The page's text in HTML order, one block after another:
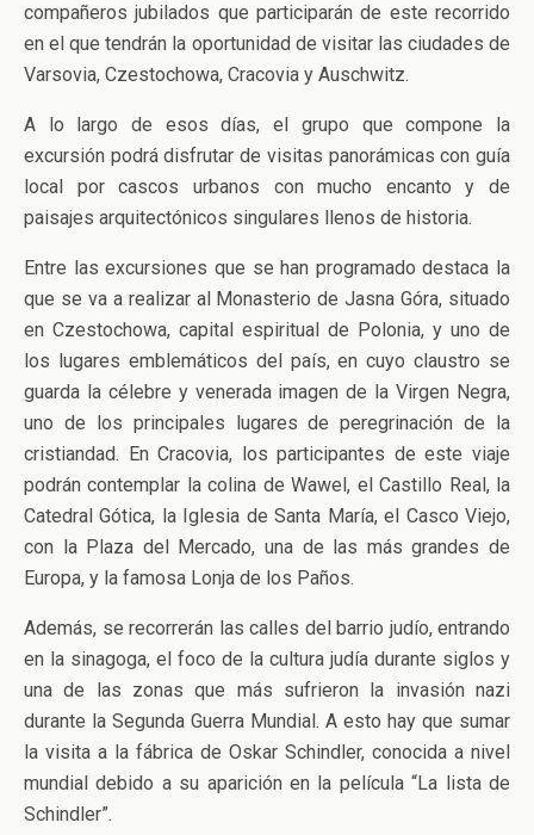
compañeros jubilados que participarán de este recorrido
en el que tendrán la oportunidad de visitar las ciudades de
Varsovia, Czestochowa, Cracovia y Auschwitz.
A lo largo de esos días, el grupo que compone la
excursión podrá disfrutar de visitas panorámicas con guía
local por cascos urbanos con mucho encanto y de
paisajes arquitectónicos singulares llenos de historia.
Entre las excursiones que se han programado destaca la
que se va a realizar al Monasterio de Jasna Góra, situado
en Czestochowa, capital espiritual de Polonia, y uno de
los lugares emblemáticos del país, en cuyo claustro se
guarda la célebre y venerada imagen de la Virgen Negra,
uno de los principales lugares de peregrinación de la
cristiandad. En Cracovia, los participantes de este viaje
podrán contemplar la colina de Wawel, el Castillo Real, la
Catedral Gótica, la Iglesia de Santa María, el Casco Viejo,
con la Plaza del Mercado, una de las más grandes de
Europa, y la famosa Lonja de los Paños.
Además, se recorrerán las calles del barrio judío, entrando
en la sinagoga, el foco de la cultura judía durante siglos y
una de las zonas que más sufrieron la invasión nazi
durante la Segunda Guerra Mundial. A esto hay que sumar
la visita a la fábrica de Oskar Schindler, conocida a nivel
mundial debido a su aparición en la película “La lista de
Schindler”.